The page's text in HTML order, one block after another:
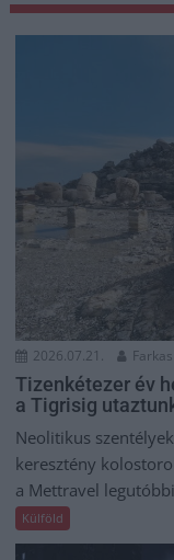
2026.07.21.
Tizenkétezer év
a Tigrisig
Neolitikus
keresztény
a Mettravel
Külföld